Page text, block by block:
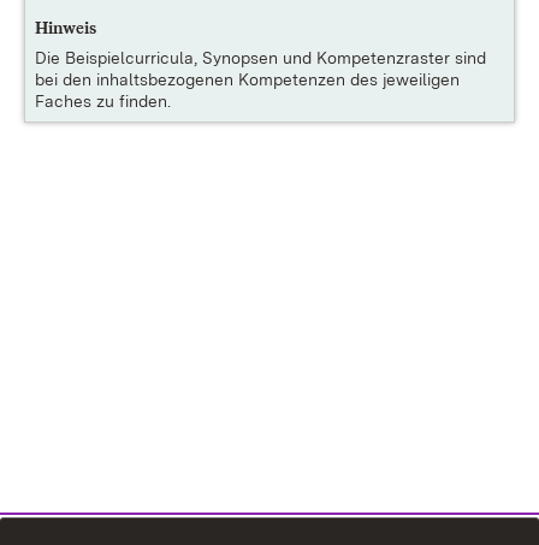
Hinweis
Die Beispielcurricula, Synopsen und Kompetenzraster sind
bei den inhaltsbezogenen Kompetenzen des jeweiligen
Faches zu finden.